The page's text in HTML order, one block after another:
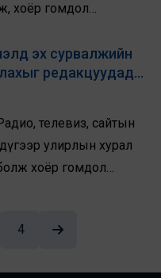
хоёр гомдол
эх сурвалжийн
редакцуудад
телевиз, сайтын
улирлын хурал
хоёр гомдол
4